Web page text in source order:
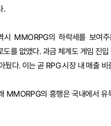
.
시 MMORPG의 하락세를 보여
를 없앴다. 과금 체계도 게임 진
뒀다. 이는 곧 RPG 시장 내 매출 비
MMORPG의 흥행은 국내에서